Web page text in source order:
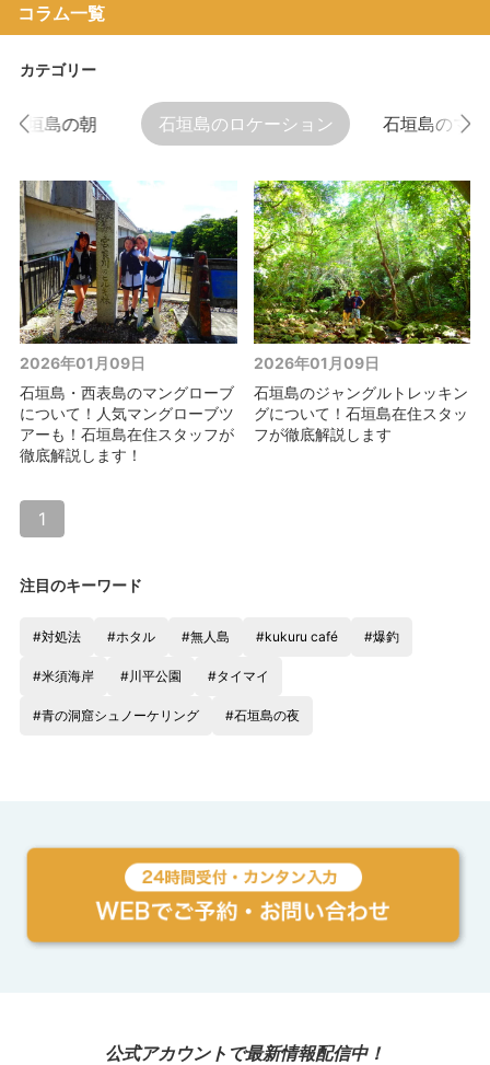
コラム一覧
カテゴリー
石垣島の朝 石垣島のロケーション 石垣島のマ
2026年01月09日
石垣島・西表島のマングローブ
について！人気マングローブツ
アーも！石垣島在住スタッフが
徹底解説します！
2026年01月09日
石垣島のジャングルトレッキン
グについて！石垣島在住スタッ
フが徹底解説します
1
注目のキーワード
#対処法 #ホタル #無人島 #kukuru café #爆釣
#米須海岸 #川平公園 #タイマイ
#青の洞窟シュノーケリング #石垣島の夜
公式アカウントで最新情報配信中！